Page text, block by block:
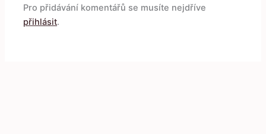
Pro přidávání komentářů se musíte nejdříve
přihlásit.